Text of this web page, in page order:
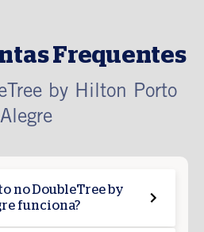
Frequentes
by Hilton Porto
Alegre
no DoubleTree by
funciona?